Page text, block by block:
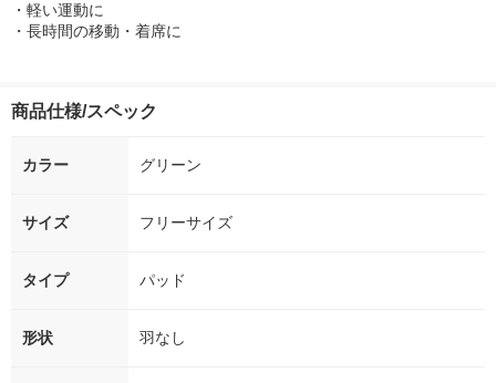
・軽い運動に
・長時間の移動・着席に
商品仕様/スペック
カラー グリーン
サイズ フリーサイズ
タイプ パッド
形状 羽なし